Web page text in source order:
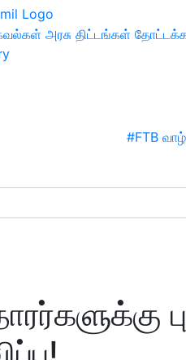
அரசு திட்டங்கள்
#FTB